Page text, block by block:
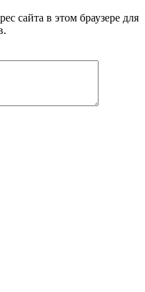
сайта в этом браузере для